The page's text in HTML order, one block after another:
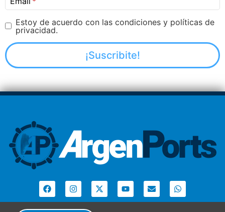
Estoy de acuerdo con las condiciones y políticas de
privacidad.